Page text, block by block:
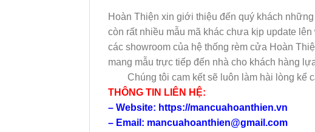
Hoàn Thiện xin giới thiệu đến quý khách
còn rất nhiều mẫu mã khác chưa kịp update
các showroom của hệ thống rèm cửa Hoàn
mang mẫu trực tiếp đến nhà cho khách hàng
Chúng tôi cam kết sẽ luôn làm hài lòng kể
THÔNG TIN LIÊN HỆ:
– Website: https://mancuahoanthien.vn
– Email: mancuahoanthien@gmail.com